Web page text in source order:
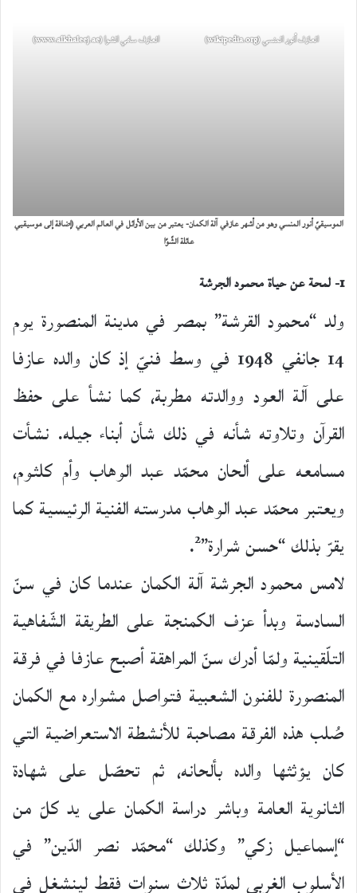
العازف أنور المنسي (wikipedia.org) العازف سامي الشوا (www.alkhaleej.ae)
الموسيقيّ أنور المنسي وهو من أشهر عازفي آلة الكمان- يعتبر من بين الأوائل في العالم العربي (إضافة إلى موسيقيي
عائلة الشّوّا
1- لمحة عن حياة محمود الجرشة
ولد “محمود القرشة” بمصر في مدينة المنصورة يوم
14 جانفي 1948 في وسط فنيّ إذ كان والده عازفا
على آلة العود ووالدته مطربة، كما نشأ على حفظ
القرآن وتلاوته شأنه في ذلك شأن أبناء جيله. نشأت
مسامعه على ألحان محمّد عبد الوهاب وأم كلثوم،
ويعتبر محمّد عبد الوهاب مدرسته الفنية الرئيسية كما
يقرّ بذلك “حسن شرارة”2
.
لامس محمود الجرشة آلة الكمان عندما كان في سنّ
السادسة وبدأ عزف الكمنجة على الطريقة الشّفاهية
التلّقينية ولمّا أدرك سنّ المراهقة أصبح عازفا في فرقة
المنصورة للفنون الشعبية فتواصل مشواره مع الكمان
صُلب هذه الفرقة مصاحبة للأنشطة الاستعراضية التي
كان يؤثثها والده بألحانه، ثم تحصّل على شهادة
الثانوية العامة وباشر دراسة الكمان على يد كلّ من
“إسماعيل زكي” وكذلك “محمّد نصر الدّين” في
الأسلوب الغربي لمدّة ثلاث سنوات فقط لينشغل في